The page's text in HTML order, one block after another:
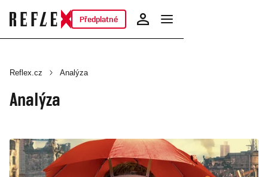
Předplatné
Reflex.cz Analýza
Analýza